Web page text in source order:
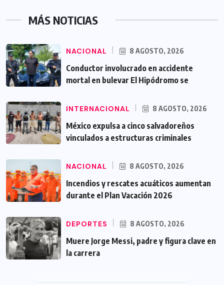
MÁS NOTICIAS
NACIONAL 8 AGOSTO, 2026
Conductor involucrado en accidente
mortal en bulevar El Hipódromo se
INTERNACIONAL 8 AGOSTO, 2026
México expulsa a cinco salvadoreños
vinculados a estructuras criminales
NACIONAL 8 AGOSTO, 2026
Incendios y rescates acuáticos aumentan
durante el Plan Vacación 2026
DEPORTES 8 AGOSTO, 2026
Muere Jorge Messi, padre y figura clave en
la carrera